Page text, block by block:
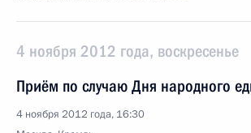
4 ноября 2012 года, воскресенье
Приём по случаю Дня народного
4 ноября 2012 года, 16:30